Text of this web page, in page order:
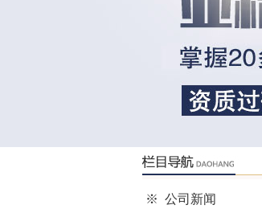
※ 公司新闻